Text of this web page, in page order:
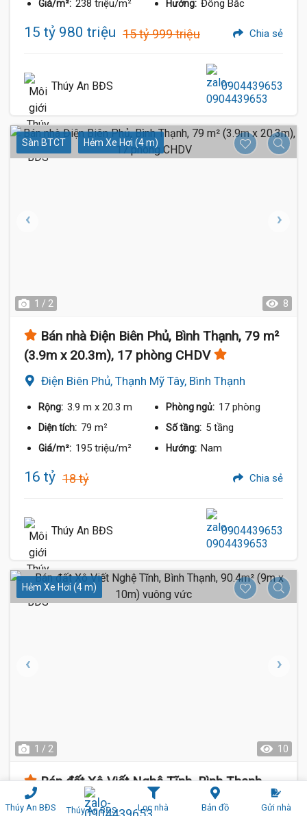
Thúy An BĐS Thúy An BĐS Lọc nhà Bản đồ Gửi nhà
Giá/m²: 238 triệu/m² Hướng: Đông Bắc
15 tỷ 980 triệu 15 tỷ 999 triệu Chia sẻ
Thúy An BĐS 0904439653
Sàn BTCT Hẻm Xe Hơi (4 m)
1 / 2 8
Bán nhà Điện Biên Phủ, Bình Thạnh, 79 m²
(3.9m x 20.3m), 17 phòng CHDV
Điện Biên Phủ, Thạnh Mỹ Tây, Bình Thạnh
Rộng: 3.9 m x 20.3 m Phòng ngủ: 17 phòng
Diện tích: 79 m² Số tầng: 5 tầng
Giá/m²: 195 triệu/m² Hướng: Nam
16 tỷ 18 tỷ Chia sẻ
Thúy An BĐS 0904439653
Hẻm Xe Hơi (4 m)
1 / 2 10
Bán đất Xô Viết Nghệ Tĩnh, Bình Thạnh,
90.4m² (9m x 10m) vuông vức